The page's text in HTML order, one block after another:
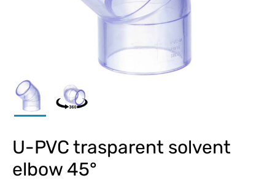
U-PVC trasparent solvent
elbow 45°